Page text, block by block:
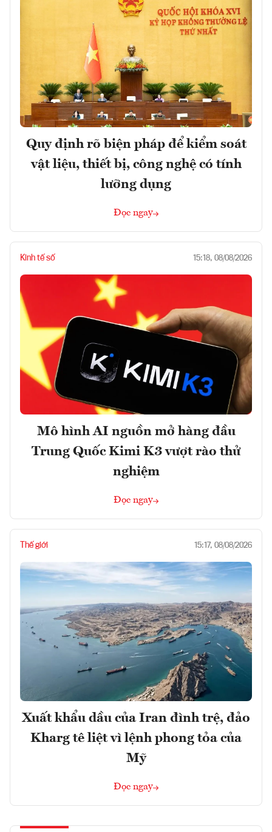
Quy định rõ biện pháp để kiểm soát
vật liệu, thiết bị, công nghệ có tính
lưỡng dụng
Đọc ngay
Kinh tế số 15:18, 08/08/2026
Mô hình AI nguồn mở hàng đầu
Trung Quốc Kimi K3 vượt rào thử
nghiệm
Đọc ngay
Thế giới 15:17, 08/08/2026
Xuất khẩu dầu của Iran đình trệ, đảo
Kharg tê liệt vì lệnh phong tỏa của
Mỹ
Đọc ngay